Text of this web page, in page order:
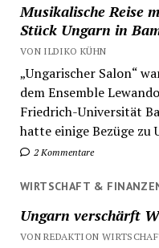
Musikalische Reise
Stück Ungarn in
VON ILDIKO KÜHN
„Ungarischer Salon“
dem Ensemble
Friedrich-Universität
hatte einige Bezüge zu
2 Kommentare
WIRTSCHAFT &
Ungarn verschärft
VON REDAKTION